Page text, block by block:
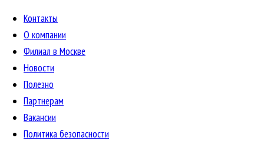
Контакты
О компании
Филиал в Москве
Новости
Полезно
Партнерам
Вакансии
Политика безопасности